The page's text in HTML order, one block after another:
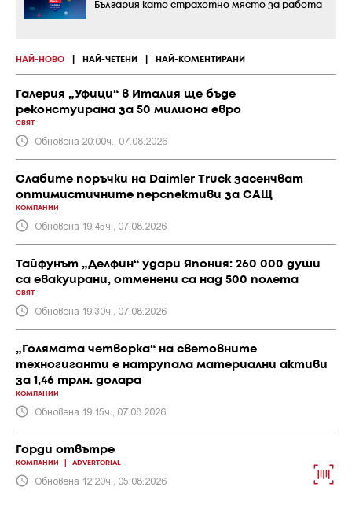
НАЙ-НОВО НАЙ-ЧЕТЕНИ НАЙ-КОМЕНТИРАНИ
Галерия „Уфици“ в Италия ще бъде
реконстуирана за 50 милиона евро
СВЯТ
Обновена 20:00ч., 07.08.2026
Слабите поръчки на Daimler Truck засенчват
оптимистичните перспективи за САЩ
КОМПАНИИ
Обновена 19:45ч., 07.08.2026
Тайфунът „Делфин“ удари Япония: 260 000 души
са евакуирани, отменени са над 500 полета
СВЯТ
Обновена 19:30ч., 07.08.2026
„Голямата четворка“ на световните
техногиганти е натрупала материални активи
за 1,46 трлн. долара
КОМПАНИИ
Обновена 19:15ч., 07.08.2026
Горди отвътре
КОМПАНИИ ADVERTORIAL
Обновена 12:20ч., 05.08.2026
България като страхотно място за работа